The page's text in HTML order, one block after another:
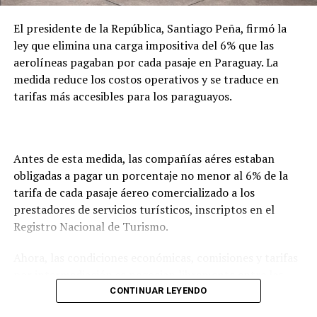
íntegramente los costos del proceso.
El presidente de la República, Santiago Peña, firmó la
ley que elimina una carga impositiva del 6% que las
aerolíneas pagaban por cada pasaje en Paraguay. La
medida reduce los costos operativos y se traduce en
tarifas más accesibles para los paraguayos.
Antes de esta medida, las compañías aéres estaban
obligadas a pagar un porcentaje no menor al 6% de la
tarifa de cada pasaje áereo comercializado a los
prestadores de servicios turísticos, inscriptos en el
Registro Nacional de Turismo.
aerolíneas y las agencias.CONTINUAR LEYENDO